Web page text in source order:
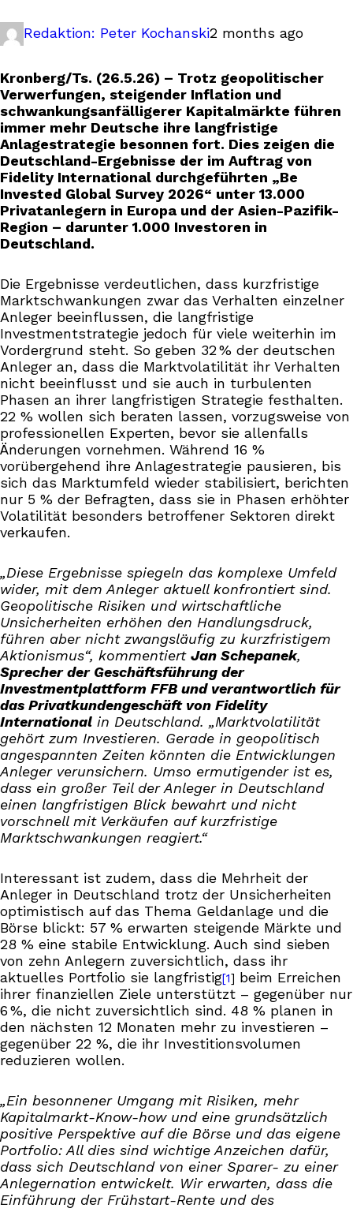
Redaktion: Peter Kochanski2 months ago
Kronberg/Ts. (26.5.26) – Trotz geopolitischer
Verwerfungen, steigender Inflation und
schwankungsanfälligerer Kapitalmärkte führen
immer mehr Deutsche ihre langfristige
Anlagestrategie besonnen fort. Dies zeigen die
Deutschland-Ergebnisse der im Auftrag von
Fidelity International durchgeführten „Be
Invested Global Survey 2026“ unter 13.000
Privatanlegern in Europa und der Asien-Pazifik-
Region – darunter 1.000 Investoren in
Deutschland.
Die Ergebnisse verdeutlichen, dass kurzfristige
Marktschwankungen zwar das Verhalten einzelner
Anleger beeinflussen, die langfristige
Investmentstrategie jedoch für viele weiterhin im
Vordergrund steht. So geben 32 % der deutschen
Anleger an, dass die Marktvolatilität ihr Verhalten
nicht beeinflusst und sie auch in turbulenten
Phasen an ihrer langfristigen Strategie festhalten.
22 % wollen sich beraten lassen, vorzugsweise von
professionellen Experten, bevor sie allenfalls
Änderungen vornehmen. Während 16 %
vorübergehend ihre Anlagestrategie pausieren, bis
sich das Marktumfeld wieder stabilisiert, berichten
nur 5 % der Befragten, dass sie in Phasen erhöhter
Volatilität besonders betroffener Sektoren direkt
verkaufen.
„Diese Ergebnisse spiegeln das komplexe Umfeld
wider, mit dem Anleger aktuell konfrontiert sind.
Geopolitische Risiken und wirtschaftliche
Unsicherheiten erhöhen den Handlungsdruck,
führen aber nicht zwangsläufig zu kurzfristigem
Aktionismus“, kommentiert Jan Schepanek,
Sprecher der Geschäftsführung der
Investmentplattform FFB und verantwortlich für
das Privatkundengeschäft von Fidelity
International in Deutschland. „Marktvolatilität
gehört zum Investieren. Gerade in geopolitisch
angespannten Zeiten könnten die Entwicklungen
Anleger verunsichern. Umso ermutigender ist es,
dass ein großer Teil der Anleger in Deutschland
einen langfristigen Blick bewahrt und nicht
vorschnell mit Verkäufen auf kurzfristige
Marktschwankungen reagiert.“
Interessant ist zudem, dass die Mehrheit der
Anleger in Deutschland trotz der Unsicherheiten
optimistisch auf das Thema Geldanlage und die
Börse blickt: 57 % erwarten steigende Märkte und
28 % eine stabile Entwicklung. Auch sind sieben
von zehn Anlegern zuversichtlich, dass ihr
aktuelles Portfolio sie langfristig[1] beim Erreichen
ihrer finanziellen Ziele unterstützt – gegenüber nur
6 %, die nicht zuversichtlich sind. 48 % planen in
den nächsten 12 Monaten mehr zu investieren –
gegenüber 22 %, die ihr Investitionsvolumen
reduzieren wollen.
„Ein besonnener Umgang mit Risiken, mehr
Kapitalmarkt-Know-how und eine grundsätzlich
positive Perspektive auf die Börse und das eigene
Portfolio: All dies sind wichtige Anzeichen dafür,
dass sich Deutschland von einer Sparer- zu einer
Anlegernation entwickelt. Wir erwarten, dass die
Einführung der Frühstart-Rente und des